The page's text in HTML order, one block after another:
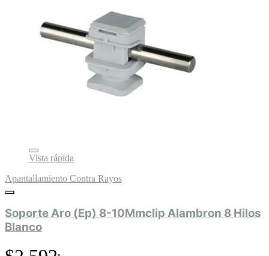
Vista rápida
Apantallamiento Contra Rayos
Soporte Aro (Ep) 8-10Mmclip Alambron 8 Hilos
Blanco